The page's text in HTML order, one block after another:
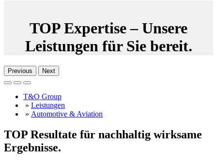
TOP Expertise – Unsere
Leistungen für Sie bereit.
Previous Next
T&O Group
» Leistungen
» Automotive & Aviation
TOP Resultate für nachhaltig wirksame
Ergebnisse.